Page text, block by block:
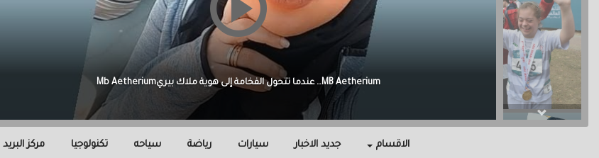
Malak Berri وراء كل نجاح عائلة آمنت بي، واحتوتني، وكانت سندي في أصعب اللحظات.
الاقسام جديد الاخبار سيارات رياضة سياحه تكنولوجيا مركز البريد